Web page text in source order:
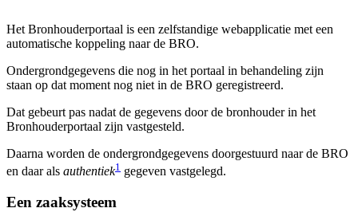
Het Bronhouderportaal is een zelfstandige webapplicatie met een
automatische koppeling naar de BRO.
Ondergrondgegevens die nog in het portaal in behandeling zijn
staan op dat moment nog niet in de BRO geregistreerd.
Dat gebeurt pas nadat de gegevens door de bronhouder in het
Bronhouderportaal zijn vastgesteld.
Daarna worden de ondergrondgegevens doorgestuurd naar de BRO
en daar als authentiek1 gegeven vastgelegd.
Een zaaksysteem